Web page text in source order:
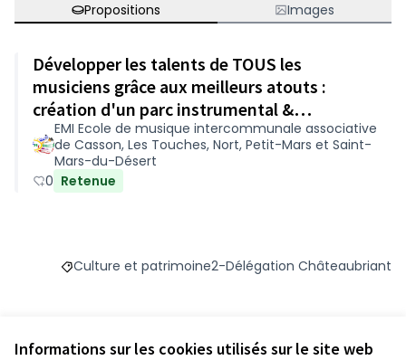
Informations sur les cookies utilisés sur le site web
Propositions Images
Développer les talents de TOUS les
musiciens grâce aux meilleurs atouts :
création d'un parc instrumental &
renouvellement du mobilier technique
EMI Ecole de musique intercommunale associative
de Casson, Les Touches, Nort, Petit-Mars et Saint-
Mars-du-Désert
0 Retenue
Filtrer les résultats du défi principal : Culture et
Culture et patrimoineFiltrer les résultats pour le
2-Délégation Châteaubriant